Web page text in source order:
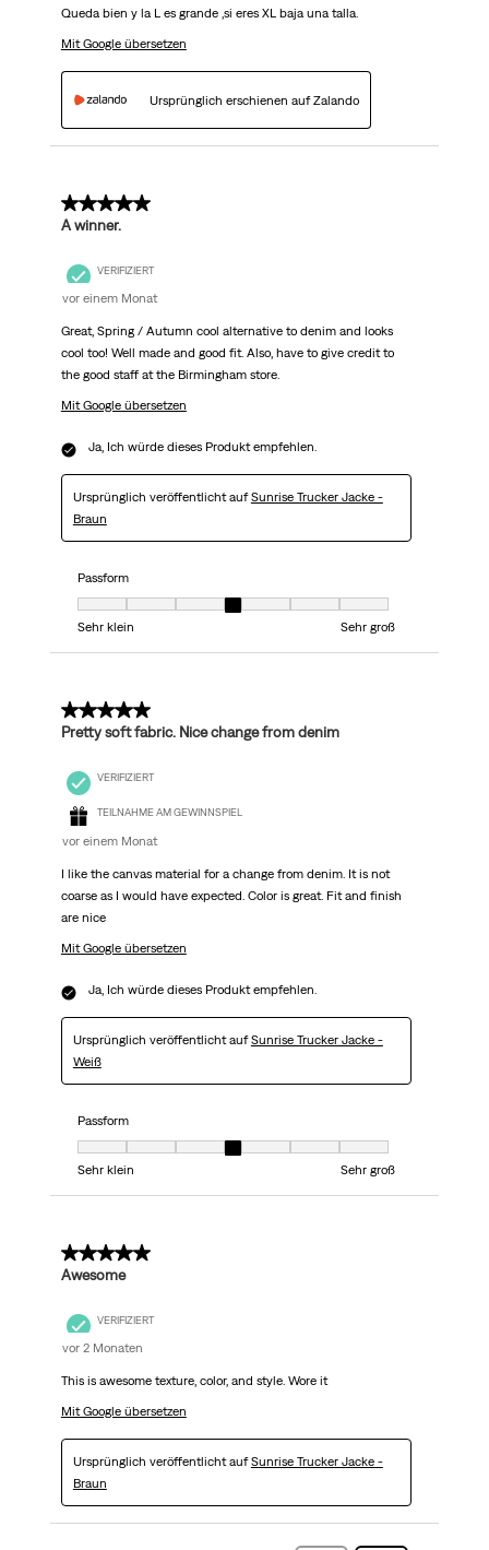
Queda bien y la L es grande ,si eres XL baja una talla.
Mit Google übersetzen
Ursprünglich erschienen auf Zalando
5 von 5 Sternen.
A winner.
VERIFIZIERT
vor einem Monat
Great, Spring / Autumn cool alternative to denim and looks
cool too! Well made and good fit. Also, have to give credit to
the good staff at the Birmingham store.
Mit Google übersetzen
Ja, Ich würde dieses Produkt empfehlen.
Ursprünglich veröffentlicht aufSunrise Trucker Jacke -
Braun
Passform
Passform, 4 von 7, wobei 1 gleich Sehr klein ist und 7 gleich Sehr groß
Sehr klein
Sehr groß
5 von 5 Sternen.
Pretty soft fabric. Nice change from denim
VERIFIZIERT
TEILNAHME AM GEWINNSPIEL
vor einem Monat
I like the canvas material for a change from denim. It is not
coarse as I would have expected. Color is great. Fit and finish
are nice
Mit Google übersetzen
Ja, Ich würde dieses Produkt empfehlen.
Ursprünglich veröffentlicht aufSunrise Trucker Jacke -
Weiß
Passform
Passform, 4 von 7, wobei 1 gleich Sehr klein ist und 7 gleich Sehr groß
Sehr klein
Sehr groß
5 von 5 Sternen.
Awesome
VERIFIZIERT
vor 2 Monaten
This is awesome texture, color, and style. Wore it
Mit Google übersetzen
Ursprünglich veröffentlicht aufSunrise Trucker Jacke -
Braun